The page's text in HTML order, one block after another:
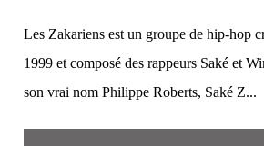
Les Zakariens est un groupe de hip-hop
1999 et composé des rappeurs Saké et
son vrai nom Philippe Roberts, Saké Z...